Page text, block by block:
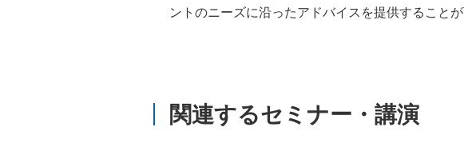
ントのニーズに沿ったアドバイスを提供することが
関連するセミナー・講演